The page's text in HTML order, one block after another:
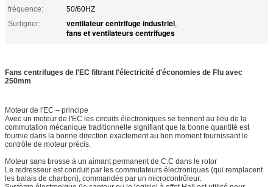
fréquence:
50/60HZ
Surligner:
ventilateur centrifuge industriel,
fans et ventilateurs centrifuges
Fans centrifuges de l'EC filtrant l'électricité d'économies de Ffu avec
250mm
Moteur de l'EC – principe
Avec un moteur de l'EC les circuits électroniques se tiennent au lieu de la
commutation mécanique traditionnelle signifiant que la bonne quantité est
fournie dans la bonne direction exactement au bon moment fournissant le
contrôle de moteur précis.
Moteur sans brosse à un aimant permanent de C.C dans le rotor
Le redresseur est conduit par les commutateurs électroniques (qui remplacent
les balais de charbon), commandés par un microcontrôleur.